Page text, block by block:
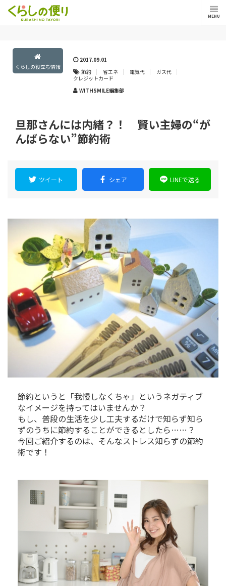
MENU
くらしの役立ち情報
2017.09.01
節約
省エネ 電気代
ガス代
クレジットカード
WITHSMILE編集部
旦那さんには内緒？！ 賢い主婦の“が
んばらない”節約術
ツイート シェア LINEで送る
節約というと「我慢しなくちゃ」というネガティブ
なイメージを持ってはいませんか？
もし、普段の生活を少し工夫するだけで知らず知ら
ずのうちに節約することができるとしたら……？
今回ご紹介するのは、そんなストレス知らずの節約
術です！